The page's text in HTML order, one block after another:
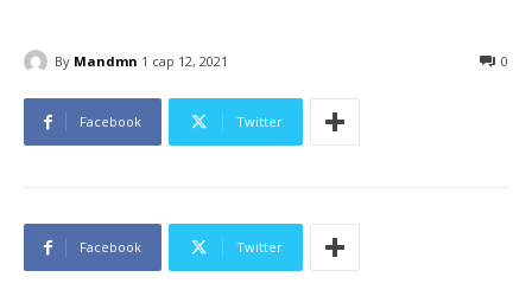
By Mandmn 1 сар 12, 2021 0
Facebook Twitter
Facebook Twitter